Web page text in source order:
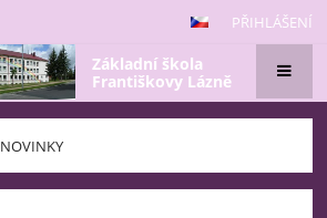
PŘIHLÁŠENÍ
Základní škola
Františkovy Lázně
NOVINKY